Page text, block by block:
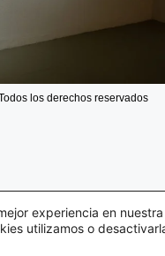
los derechos reservados
experiencia en
utilizamos o